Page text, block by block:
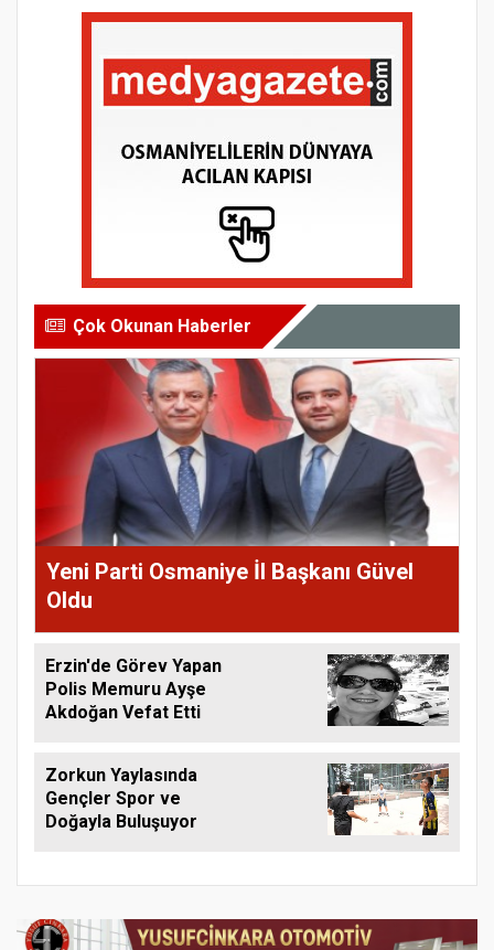
Çok Okunan Haberler
Yeni Parti Osmaniye İl Başkanı Güvel
Oldu
Erzin'de Görev Yapan
Polis Memuru Ayşe
Akdoğan Vefat Etti
Zorkun Yaylasında
Gençler Spor ve
Doğayla Buluşuyor